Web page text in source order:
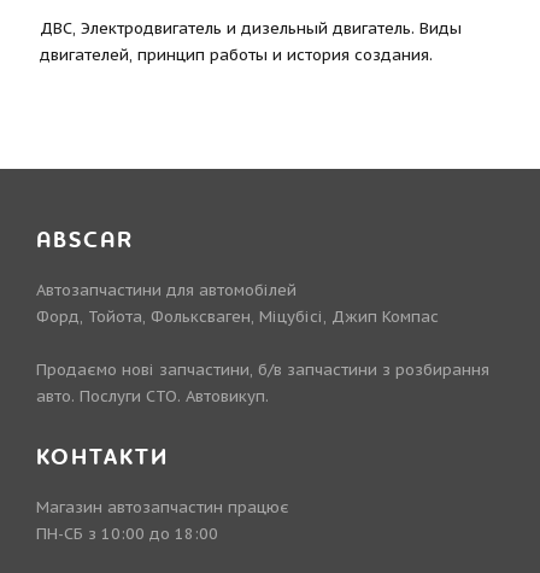
ДВС, Электродвигатель и дизельный двигатель. Виды
двигателей, принцип работы и история создания.
ABSCAR
Автозапчастини для автомобілей
Форд, Тойота, Фольксваген, Міцубісі, Джип Компас
Продаємо нові запчастини, б/в запчастини з розбирання
авто. Послуги СТО. Автовикуп.
КОНТАКТИ
Магазин автозапчастин працює
ПН-СБ з 10:00 до 18:00